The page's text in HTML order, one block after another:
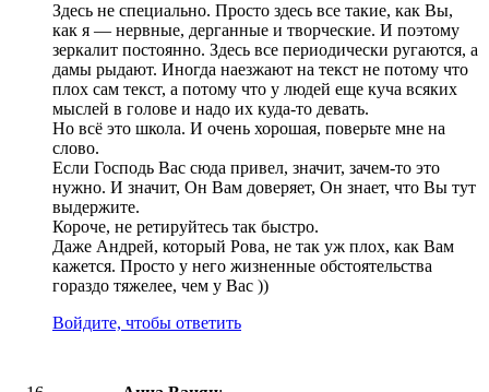
Здесь не специально. Просто здесь все такие, как Вы,
как я — нервные, дерганные и творческие. И поэтому
зеркалит постоянно. Здесь все периодически ругаются, а
дамы рыдают. Иногда наезжают на текст не потому что
плох сам текст, а потому что у людей еще куча всяких
мыслей в голове и надо их куда-то девать.
Но всё это школа. И очень хорошая, поверьте мне на
слово.
Если Господь Вас сюда привел, значит, зачем-то это
нужно. И значит, Он Вам доверяет, Он знает, что Вы тут
выдержите.
Короче, не ретируйтесь так быстро.
Даже Андрей, который Рова, не так уж плох, как Вам
кажется. Просто у него жизненные обстоятельства
гораздо тяжелее, чем у Вас ))
Войдите, чтобы ответить